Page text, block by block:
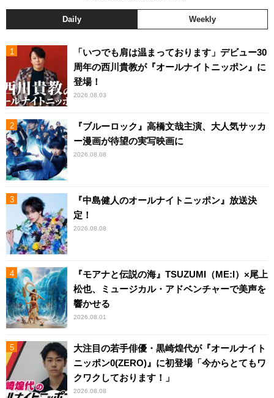
Daily Weekly
「いつでも肩は温まっております」デビュー30
周年の西川貴教が『オールナイトニッポン』に
登場！
2026.08.03
『ブルーロック』高橋文哉主演、大人気サッカ
ー漫画が待望の実写映画に
2026.08.08
『中島健人のオールナイトニッポン』放送決
定！
2026.08.08
『モアナと伝説の海』TSUZUMI（ME:I）×尾上
松也、ミュージカル・アドベンチャーで美声を
響かせる
2026.08.01
大注目の若手俳優・黒崎煌代が『オールナイト
ニッポン0(ZERO)』に初登場「今からとてもワ
クワクしております！」
2026.08.08